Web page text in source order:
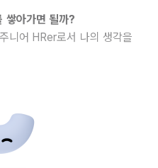
쌓아가면 될까?
니어 HRer로서 나의 생각을